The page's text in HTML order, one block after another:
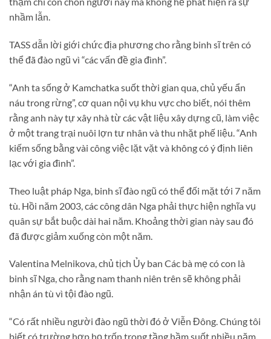
nhầm lẫn.
TASS dẫn lời giới chức địa phương cho rằng binh sĩ trên có
thể đã đào ngũ vì “các vấn đề gia đình”.
“Anh ta sống ở Kamchatka suốt thời gian qua, chủ yếu ẩn
náu trong rừng”, cơ quan nội vụ khu vực cho biết, nói thêm
rằng anh này tự xây nhà từ các vật liệu xây dựng cũ, làm việc
ở một trang trại nuôi lợn tư nhân và thu nhặt phế liệu. “Anh
kiếm sống bằng vài công việc lặt vặt và không có ý định liên
lạc với gia đình”.
Theo luật pháp Nga, binh sĩ đào ngũ có thể đối mặt tới 7 năm
tù. Hồi năm 2003, các công dân Nga phải thực hiện nghĩa vụ
quân sự bắt buộc dài hai năm. Khoảng thời gian này sau đó
đã được giảm xuống còn một năm.
Valentina Melnikova, chủ tịch Ủy ban Các bà mẹ có con là
binh sĩ Nga, cho rằng nam thanh niên trên sẽ không phải
nhận án tù vì tội đào ngũ.
“Có rất nhiều người đào ngũ thời đó ở Viễn Đông. Chúng tôi
biết có trường hợp họ trốn trong tầng hầm suốt nhiều năm,